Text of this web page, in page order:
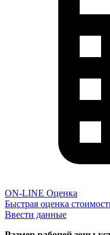
ON-LINE Оценка
Быстрая оценка
Ввести данные